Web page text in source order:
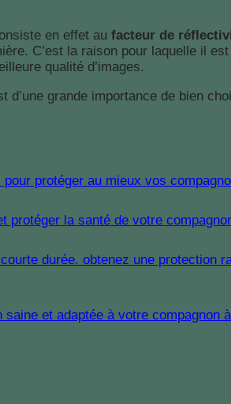
en effet au facteur de
C’est la raison pour laquelle il est
qualité d’images.
d’une grande importance de bien